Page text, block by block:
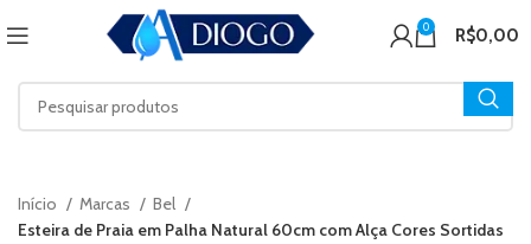
0 R$0,00
Início Marcas
Bel
Esteira de Praia em Palha Natural 60cm com Alça Cores Sortidas